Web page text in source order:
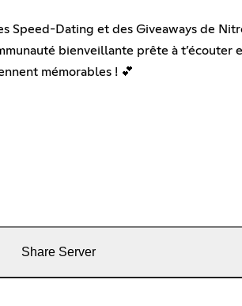
Speed-Dating et des Giveaways de
bienveillante prête à t’écouter
mémorables ! 💕
Share Server